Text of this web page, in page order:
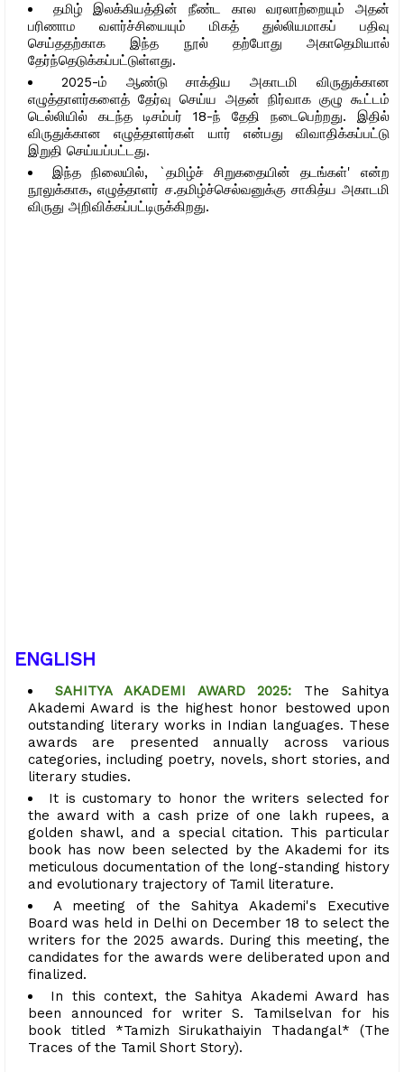
தமிழ் இலக்கியத்தின் நீண்ட கால வரலாற்றையும் அதன்
பரிணாம வளர்ச்சியையும் மிகத் துல்லியமாகப் பதிவு
செய்ததற்காக இந்த நூல் தற்போது அகாதெமியால்
தேர்ந்தெடுக்கப்பட்டுள்ளது.
2025-ம் ஆண்டு சாக்திய அகாடமி விருதுக்கான
எழுத்தாளர்களைத் தேர்வு செய்ய அதன் நிர்வாக குழு கூட்டம்
டெல்லியில் கடந்த டிசம்பர் 18-ந் தேதி நடைபெற்றது. இதில்
விருதுக்கான எழுத்தாளர்கள் யார் என்பது விவாதிக்கப்பட்டு
இறுதி செய்யப்பட்டது.
இந்த நிலையில், `தமிழ்ச் சிறுகதையின் தடங்கள்' என்ற
நூலுக்காக, எழுத்தாளர் ச.தமிழ்ச்செல்வனுக்கு சாகித்ய அகாடமி
விருது அறிவிக்கப்பட்டிருக்கிறது.
ENGLISH
SAHITYA AKADEMI AWARD 2025:
The Sahitya
Akademi Award is the highest honor bestowed upon
outstanding literary works in Indian languages. These
awards are presented annually across various
categories, including poetry, novels, short stories, and
literary studies.
It is customary to honor the writers selected for
the award with a cash prize of one lakh rupees, a
golden shawl, and a special citation. This particular
book has now been selected by the Akademi for its
meticulous documentation of the long-standing history
and evolutionary trajectory of Tamil literature.
A meeting of the Sahitya Akademi's Executive
Board was held in Delhi on December 18 to select the
writers for the 2025 awards. During this meeting, the
candidates for the awards were deliberated upon and
finalized.
In this context, the Sahitya Akademi Award has
been announced for writer S. Tamilselvan for his
book titled *Tamizh Sirukathaiyin Thadangal* (The
Traces of the Tamil Short Story).